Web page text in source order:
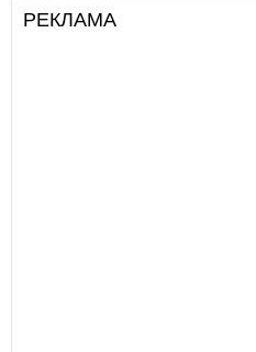
РЕКЛАМА